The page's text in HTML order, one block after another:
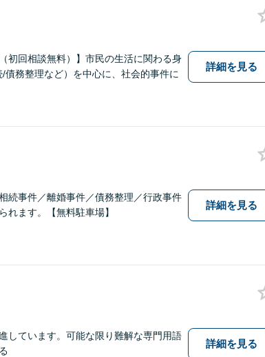
初回相談無料）】市民の生活に関わる身
務整理など）を中心に、社会的事件に
詳細を見る
続事件／離婚事件／債務整理／行政事件
れます。【無料駐車場】
詳細を見る
しています。可能な限り難解な専門用語
詳細を見る